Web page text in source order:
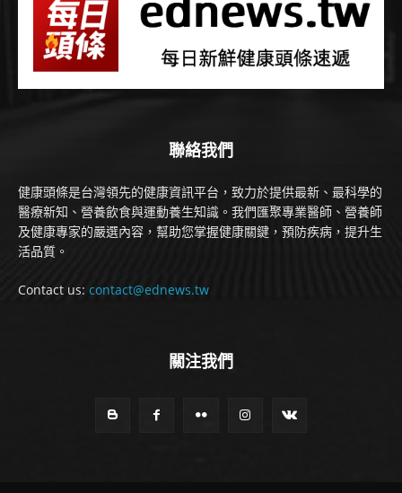
聯絡我們
健康頭條是台灣領先的健康資訊平台，致力於提供最新、最科學的
醫療新知、營養飲食與運動養生知識。我們匯聚專業醫師、營養師
及健康專家的嚴選內容，幫助您掌握健康關鍵，預防疾病，提升生
活品質。
Contact us: contact@ednews.tw
關注我們